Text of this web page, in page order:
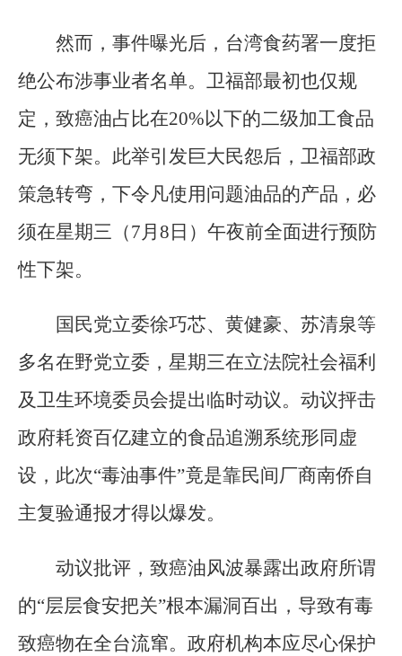
然而，事件曝光后，台湾食药署一度拒
绝公布涉事业者名单。卫福部最初也仅规
定，致癌油占比在20%以下的二级加工食品
无须下架。此举引发巨大民怨后，卫福部政
策急转弯，下令凡使用问题油品的产品，必
须在星期三（7月8日）午夜前全面进行预防
性下架。
国民党立委徐巧芯、黄健豪、苏清泉等
多名在野党立委，星期三在立法院社会福利
及卫生环境委员会提出临时动议。动议抨击
政府耗资百亿建立的食品追溯系统形同虚
设，此次“毒油事件”竟是靠民间厂商南侨自
主复验通报才得以爆发。
动议批评，致癌油风波暴露出政府所谓
的“层层食安把关”根本漏洞百出，导致有毒
致癌物在全台流窜。政府机构本应尽心保护